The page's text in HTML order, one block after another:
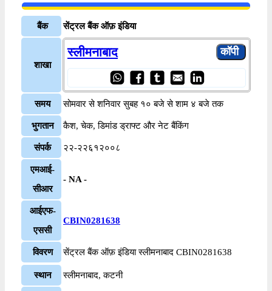
बैंक सेंट्रल बैंक ऑफ़ इंडिया
शाखा
स्लीमनाबाद
समय सोमवार से शनिवार सुबह १० बजे से शाम ४ बजे तक
भुगतान कैश, चेक, डिमांड ड्राफ्ट और नेट बैंकिंग
संपर्क २२-२२६१२००८
एमआई-
सीआर
- NA -
आईएफ-
एससी
CBIN0281638
विवरण सेंट्रल बैंक ऑफ़ इंडिया स्लीमनाबाद CBIN0281638
स्थान स्लीमनाबाद, कटनी